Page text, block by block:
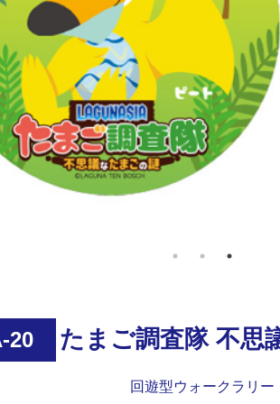
20 たまご調査隊 不思
回遊型ウォークラリー